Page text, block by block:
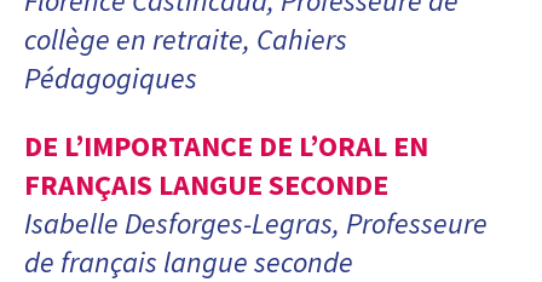
collège en retraite, Cahiers
Pédagogiques
DE L’IMPORTANCE DE L’ORAL EN
FRANÇAIS LANGUE SECONDE
Isabelle Desforges-Legras, Professeure
de français langue seconde